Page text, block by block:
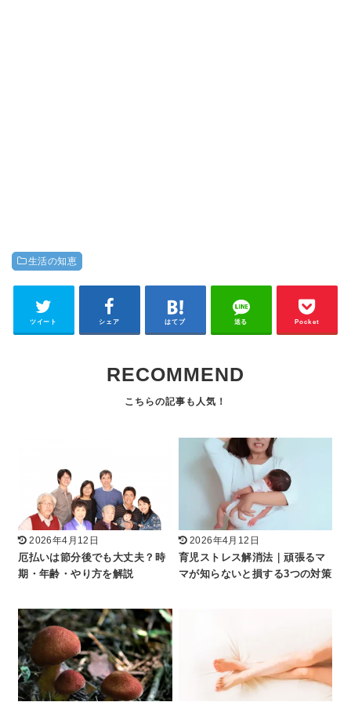
生活の知恵
ツイート シェア はてブ 送る Pocket
RECOMMEND
2026年4月12日
厄払いは節分後でも大丈夫？時
期・年齢・やり方を解説
2026年4月12日
育児ストレス解消法｜頑張るマ
マが知らないと損する3つの対策